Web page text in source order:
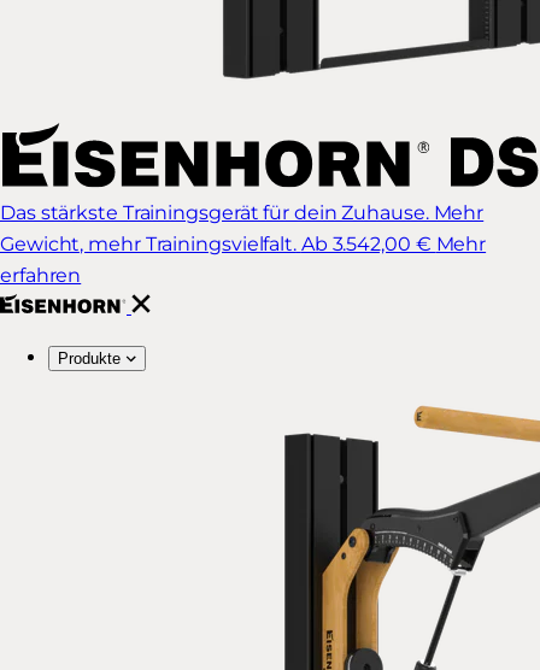
Das stärkste Trainingsgerät für dein Zuhause. Mehr
Gewicht, mehr Trainingsvielfalt. Ab 3.542,00 € Mehr
erfahren
Produkte